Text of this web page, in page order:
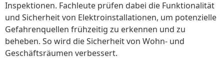
Inspektionen. Fachleute prüfen dabei die Funktionalität
und Sicherheit von Elektroinstallationen, um potenzielle
Gefahrenquellen frühzeitig zu erkennen und zu
beheben. So wird die Sicherheit von Wohn- und
Geschäftsräumen verbessert.